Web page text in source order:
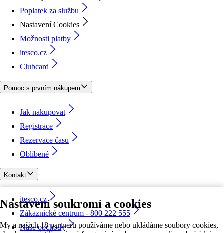
Nastavení soukromí a cookies
My a našich 18 partnerů používáme nebo ukládáme soubory cookies,
Poplatek za službu
Nastavení Cookies
Možnosti platby
itesco.cz
Clubcard
Pomoc s prvním nákupem
Jak nakupovat
Registrace
Rezervace času
Oblíbené
Kontakt
itesco.cz
Zákaznické centrum - 800 222 555
Naše obchody